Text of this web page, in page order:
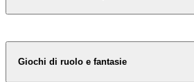
Richiedi accesso
Giochi di ruolo e fantasie